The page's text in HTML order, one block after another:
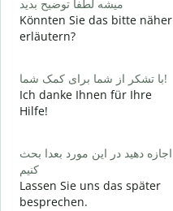
میشه لطفا توضیح بدید
Könnten Sie das bitte näher
erläutern?
با تشکر از شما برای کمک شما!
Ich danke Ihnen für Ihre
Hilfe!
اجازه دهید در این مورد بعدا بحث
کنیم
Lassen Sie uns das später
besprechen.